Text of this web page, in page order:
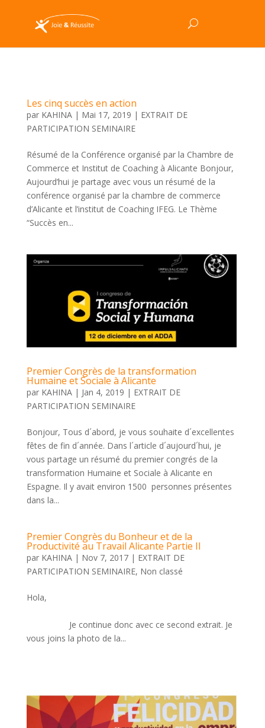
Les cinq succès en action
par KAHINA| Mai 17, 2019 | EXTRAIT DE
PARTICIPATION SEMINAIRE
Résumé de la Conférence organisé par la Chambre de
Commerce et Institut de Coaching à Alicante Bonjour,
Aujourd’hui je partage avec vous un résumé de la
conférence organisé par la chambre de commerce
d’Alicante et l’institut de Coaching IFEG. Le Thème
“Succès en...
Premier Congrès de la transformation
Humaine et Sociale à Alicante
par KAHINA| Jan 4, 2019 | EXTRAIT DE
PARTICIPATION SEMINAIRE
Bonjour, Tous d´abord, je vous souhaite d´excellentes
fêtes de fin d´année. Dans l´article d´aujourd´hui, je
vous partage un résumé du premier congrés de la
transformation Humaine et Sociale à Alicante en
Espagne. Il y avait environ 1500 personnes présentes
dans la...
Premier Congrès du Bonheur et de la
Productivité au Travail Alicante Partie II
par KAHINA| Nov 7, 2017| EXTRAIT DE
PARTICIPATION SEMINAIRE, Non classé
Hola,
Je continue donc avec ce second extrait. Je
vous joins la photo de la...